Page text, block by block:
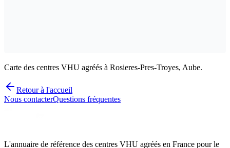
Carte des centres VHU agréés à Rosieres-Pres-Troyes, Aube.
Retour à l'accueil
Nous contacterQuestions fréquentes
L'annuaire de référence des centres VHU agréés en France pour le